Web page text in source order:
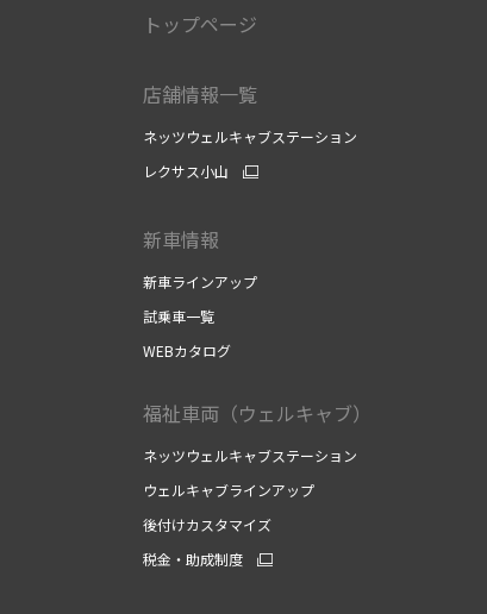
トップページ
店舗情報一覧
ネッツウェルキャブステーション
レクサス小山
新車情報
新車ラインアップ
試乗車一覧
WEBカタログ
福祉車両（ウェルキャブ）
ネッツウェルキャブステーション
ウェルキャブラインアップ
後付けカスタマイズ
税金・助成制度